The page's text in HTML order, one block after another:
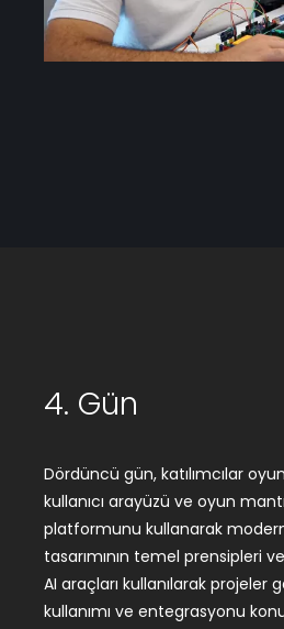
4. Gün
Dördüncü gün, katılımcılar
kullanıcı arayüzü ve oyun
platformunu kullanarak
tasarımının temel prensipleri
AI araçları kullanılarak projeler
kullanımı ve entegrasyonu
Vadisi’ndeki firmaların inovatif
kültürel yerlerini keşfetmek
noktalarını ziyaret ederek